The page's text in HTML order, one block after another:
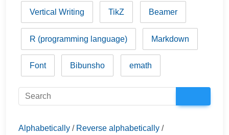
Vertical Writing TikZ Beamer
R (programming language) Markdown
Font Bibunsho emath
Alphabetically / Reverse alphabetically /